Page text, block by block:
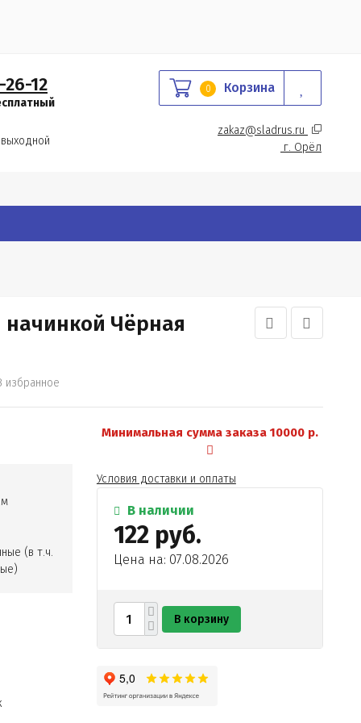
12 0 Корзина
zakaz@sladrus.ru
г. Орёл
начинкой Чёрная
избранное
(в т.ч.
Минимальная сумма заказа 10000 р.
Условия доставки и оплаты
В наличии
122 руб.
Цена на: 07.08.2026
В корзину